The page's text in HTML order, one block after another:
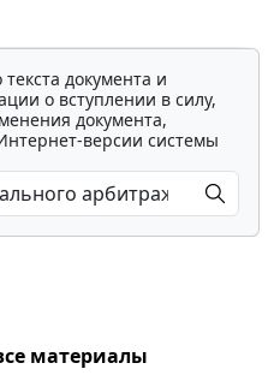
документа и
о вступлении в силу,
документа,
версии системы
материалы